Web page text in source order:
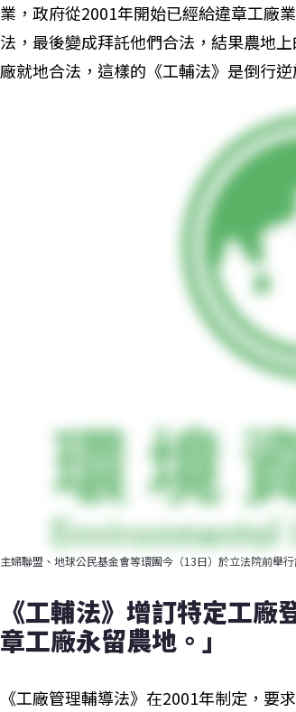
業，政府從2001年開始已經給違章工廠
法，最後變成拜託他們合法，結果農地
廠就地合法，這樣的《工輔法》是倒行逆
主婦聯盟、地球公民基金會等環團今（13日）於立法院前舉
《工輔法》增訂特定工廠
章工廠永留農地。」
《工廠管理輔導法》在2001年制定，要